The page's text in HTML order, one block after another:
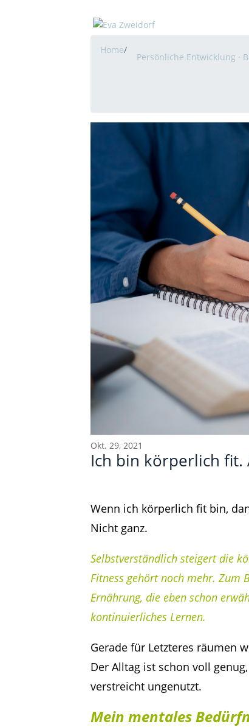
Home/
Persönliche Entwicklung ·
Okt. 29, 2021
Ich bin körperlich fit.
Wenn ich körperlich fit bin,
Nicht ganz.
Selbstverständlich steigert die
Fitness gehört noch mehr. Zum
Ernährung, die eben schon
kontinuierliches Lernen.
Gerade für Letzteres räumen
Der Alltag ist schon voll
verstreicht ungenutzt.
Mein mentales